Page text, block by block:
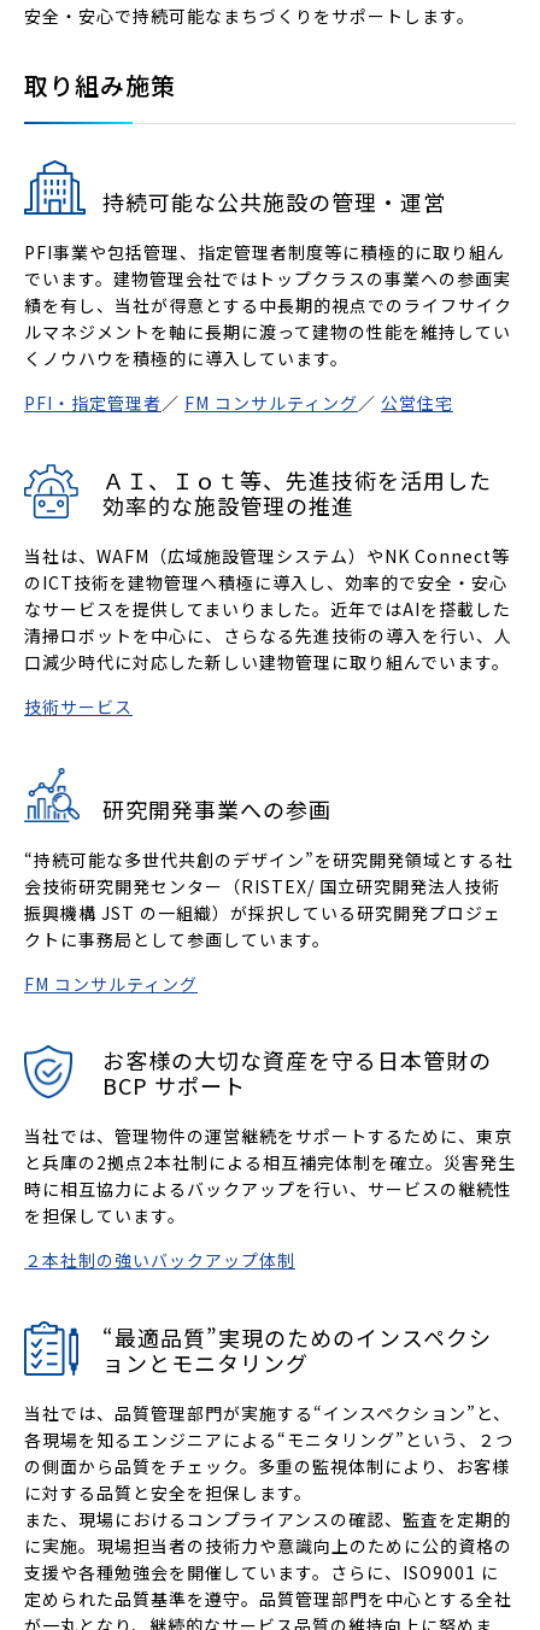
安全・安心で持続可能なまちづくりをサポートします。
取り組み施策
持続可能な公共施設の管理・運営
PFI事業や包括管理、指定管理者制度等に積極的に取り組ん
でいます。建物管理会社ではトップクラスの事業への参画実
績を有し、当社が得意とする中長期的視点でのライフサイク
ルマネジメントを軸に長期に渡って建物の性能を維持してい
くノウハウを積極的に導入しています。
PFI・指定管理者／ FM コンサルティング／ 公営住宅
ＡＩ、Ｉｏｔ等、先進技術を活用した
効率的な施設管理の推進
当社は、WAFM（広域施設管理システム）やNK Connect等
のICT技術を建物管理へ積極に導入し、効率的で安全・安心
なサービスを提供してまいりました。近年ではAIを搭載した
清掃ロボットを中心に、さらなる先進技術の導入を行い、人
口減少時代に対応した新しい建物管理に取り組んでいます。
技術サービス
研究開発事業への参画
“持続可能な多世代共創のデザイン”を研究開発領域とする社
会技術研究開発センター（RISTEX/ 国立研究開発法人技術
振興機構 JST の一組織）が採択している研究開発プロジェ
クトに事務局として参画しています。
FM コンサルティング
お客様の大切な資産を守る日本管財の
BCP サポート
当社では、管理物件の運営継続をサポートするために、東京
と兵庫の2拠点2本社制による相互補完体制を確立。災害発生
時に相互協力によるバックアップを行い、サービスの継続性
を担保しています。
２本社制の強いバックアップ体制
“最適品質”実現のためのインスペクシ
ョンとモニタリング
当社では、品質管理部門が実施する“インスペクション”と、
各現場を知るエンジニアによる“モニタリング”という、２つ
の側面から品質をチェック。多重の監視体制により、お客様
に対する品質と安全を担保します。
また、現場におけるコンプライアンスの確認、監査を定期的
に実施。現場担当者の技術力や意識向上のために公的資格の
支援や各種勉強会を開催しています。さらに、ISO9001 に
定められた品質基準を遵守。品質管理部門を中心とする全社